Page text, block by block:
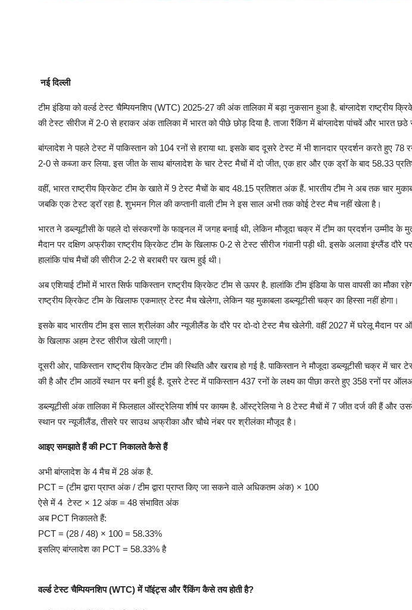
नई दिल्ली
टीम इंडिया को वर्ल्ड टेस्ट चैम्पियनशिप (WTC) 2025-27 की अंक तालिका में बड़ा नुकसान हुआ है. बांग्लादेश राष्ट्रीय
की टेस्ट सीरीज में 2-0 से हराकर अंक तालिका में भारत को पीछे छोड़ दिया है. ताजा रैंकिंग में बांग्लादेश पांचवें और भारत छठे
बांग्लादेश ने पहले टेस्ट में पाकिस्तान को 104 रनों से हराया था. इसके बाद दूसरे टेस्ट में भी शानदार प्रदर्शन करते हुए 78
2-0 से कब्जा कर लिया. इस जीत के साथ बांग्लादेश के चार टेस्ट मैचों में दो जीत, एक हार और एक ड्रॉ के बाद 58.33
वहीं, भारत राष्ट्रीय क्रिकेट टीम के खाते में 9 टेस्ट मैचों के बाद 48.15 प्रतिशत अंक हैं. भारतीय टीम ने अब तक चार
जबकि एक टेस्ट ड्रॉ रहा है. शुभमन गिल की कप्तानी वाली टीम ने इस साल अभी तक कोई टेस्ट मैच नहीं खेला है।
भारत ने डब्ल्यूटीसी के पहले दो संस्करणों के फाइनल में जगह बनाई थी, लेकिन मौजूदा चक्र में टीम का प्रदर्शन उम्मीद के
मैदान पर दक्षिण अफ्रीका राष्ट्रीय क्रिकेट टीम के खिलाफ 0-2 से टेस्ट सीरीज गंवानी पड़ी थी. इसके अलावा इंग्लैंड दौरे पर
हालांकि पांच मैचों की सीरीज 2-2 से बराबरी पर खत्म हुई थी।
अब एशियाई टीमों में भारत सिर्फ पाकिस्तान राष्ट्रीय क्रिकेट टीम से ऊपर है. हालांकि टीम इंडिया के पास वापसी का मौका
राष्ट्रीय क्रिकेट टीम के खिलाफ एकमात्र टेस्ट मैच खेलेगा, लेकिन यह मुकाबला डब्ल्यूटीसी चक्र का हिस्सा नहीं होगा।
इसके बाद भारतीय टीम इस साल श्रीलंका और न्यूजीलैंड के दौरे पर दो-दो टेस्ट मैच खेलेगी. वहीं 2027 में घरेलू मैदान पर
के खिलाफ अहम टेस्ट सीरीज खेली जाएगी।
दूसरी ओर, पाकिस्तान राष्ट्रीय क्रिकेट टीम की स्थिति और खराब हो गई है. पाकिस्तान ने मौजूदा डब्ल्यूटीसी चक्र में चार
की है और टीम आठवें स्थान पर बनी हुई है. दूसरे टेस्ट में पाकिस्तान 437 रनों के लक्ष्य का पीछा करते हुए 358 रनों पर
डब्ल्यूटीसी अंक तालिका में फिलहाल ऑस्ट्रेलिया शीर्ष पर कायम है. ऑस्ट्रेलिया ने 8 टेस्ट मैचों में 7 जीत दर्ज की हैं और
स्थान पर न्यूजीलैंड, तीसरे पर साउथ अफ्रीका और चौथे नंबर पर श्रीलंका मौजूद है।
आइए समझाते हैं की PCT निकालते कैसे हैं
अभी बांग्लादेश के 4 मैच में 28 अंक है.
PCT = (टीम द्वारा प्राप्त अंक / टीम द्वारा प्राप्त किए जा सकने वाले अधिकतम अंक) × 100
ऐसे में 4 टेस्ट × 12 अंक = 48 संभावित अंक
अब PCT निकालते हैं:
PCT = (28 / 48) × 100 = 58.33%
इसलिए बांग्लादेश का PCT = 58.33% है
वर्ल्ड टेस्ट चैम्पियनशिप (WTC) में पॉइंट्स और रैंकिंग कैसे तय होती है?